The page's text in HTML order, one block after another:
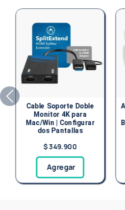
Cable Soporte Doble
Monitor 4K para
Mac/Win | Configurar
dos Pantallas
$ 349.900
Agregar
Anterior